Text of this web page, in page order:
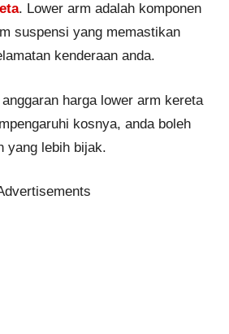
. Lower arm adalah komponen
suspensi yang memastikan
kenderaan anda.
harga lower arm kereta
kosnya, anda boleh
yang lebih bijak.